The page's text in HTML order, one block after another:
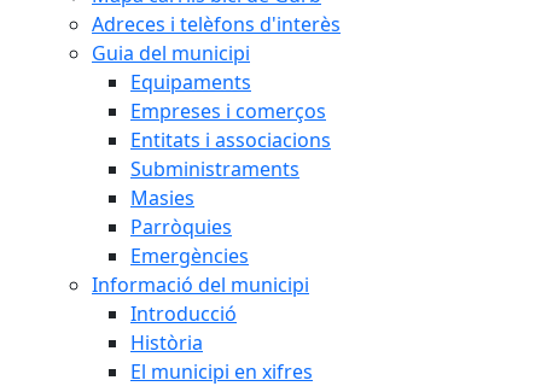
Adreces i telèfons d'interès
Guia del municipi
Equipaments
Empreses i comerços
Entitats i associacions
Subministraments
Masies
Parròquies
Emergències
Informació del municipi
Introducció
Història
El municipi en xifres